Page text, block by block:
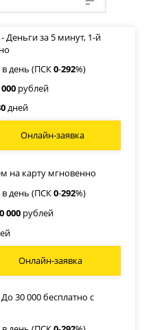
Деньги за 5 минут, 1-й
в день (ПСК0-292%)
рублей
дней
Онлайн-заявка
на карту мгновенно
в день (ПСК0-292%)
000 рублей
Онлайн-заявка
30 000 бесплатно с